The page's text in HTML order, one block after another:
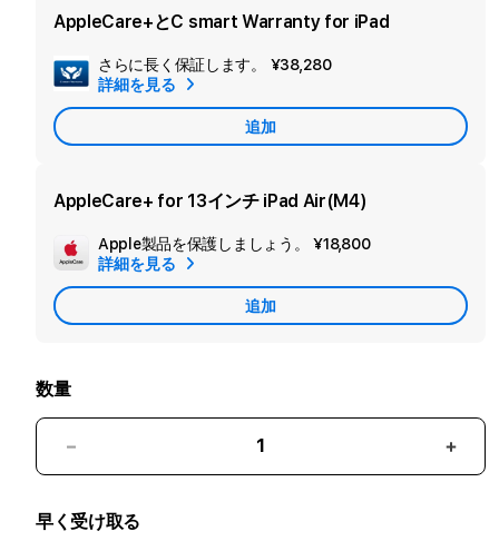
AppleCare+ for 13インチ iPad Air(M4)
Apple製品を保護しましょう。¥18,800
詳細を見る
追加
AppleCare+とC smart Warranty for iPad
さらに長く保証します。 ¥38,280
詳細を見る
リ
保
追加
数量
13
イ
ン
チ
13
イ
早く受け取る